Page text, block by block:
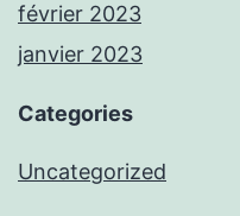
février 2023
janvier 2023
Categories
Uncategorized